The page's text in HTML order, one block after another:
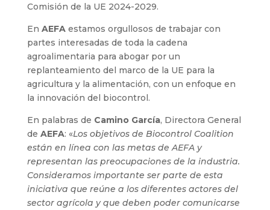
Comisión de la UE 2024-2029.
En AEFAestamos orgullosos de trabajar con
partes interesadas de toda la cadena
agroalimentaria para abogar por un
replanteamiento del marco de la UE para la
agricultura y la alimentación, con un enfoque en
la innovación del biocontrol.
En palabras de Camino García, Directora General
de AEFA: «Los objetivos de Biocontrol Coalition
están en línea con las metas de AEFA y
representan las preocupaciones de la industria.
Consideramos importante ser parte de esta
iniciativa que reúne a los diferentes actores del
sector agrícola y que deben poder comunicarse